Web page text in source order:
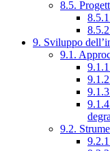
8.5.
9. Sviluppo
9.1.
9.2.